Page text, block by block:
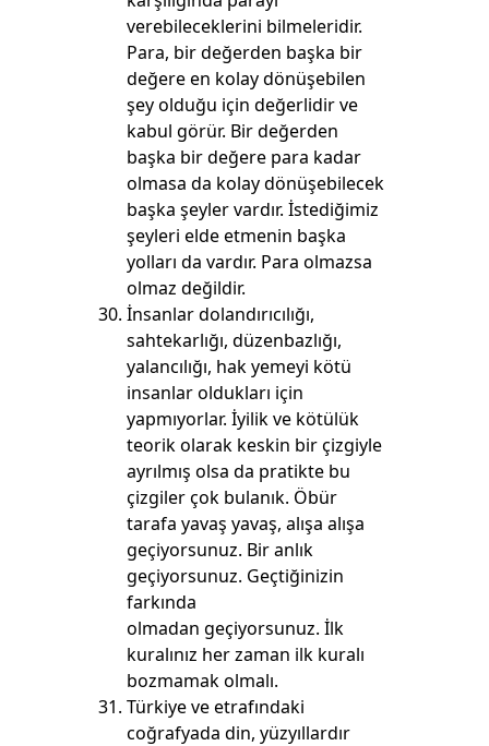
verebileceklerini bilmeleridir.
Para, bir değerden başka bir
değere en kolay dönüşebilen
şey olduğu için değerlidir ve
kabul görür. Bir değerden
başka bir değere para kadar
olmasa da kolay dönüşebilecek
başka şeyler vardır. İstediğimiz
şeyleri elde etmenin başka
yolları da vardır. Para olmazsa
olmaz değildir.
İnsanlar dolandırıcılığı,
sahtekarlığı, düzenbazlığı,
yalancılığı, hak yemeyi kötü
insanlar oldukları için
yapmıyorlar. İyilik ve kötülük
teorik olarak keskin bir çizgiyle
ayrılmış olsa da pratikte bu
çizgiler çok bulanık. Öbür
tarafa yavaş yavaş, alışa alışa
geçiyorsunuz. Bir anlık
geçiyorsunuz. Geçtiğinizin
farkında
olmadan geçiyorsunuz. İlk
kuralınız her zaman ilk kuralı
bozmamak olmalı.
Türkiye ve etrafındaki
coğrafyada din, yüzyıllardır